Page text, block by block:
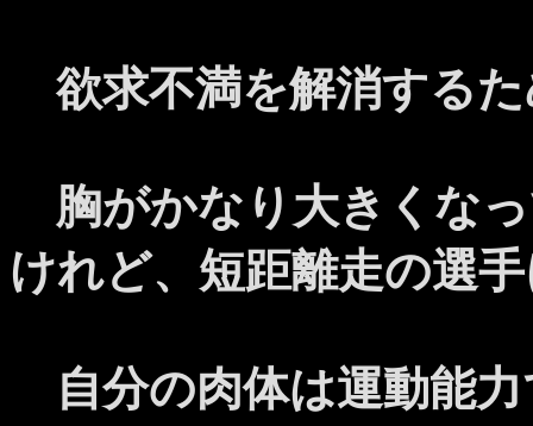
欲求不満を解消する
胸がかなり大きくな
けれど、短距離走の選
自分の肉体は運動能